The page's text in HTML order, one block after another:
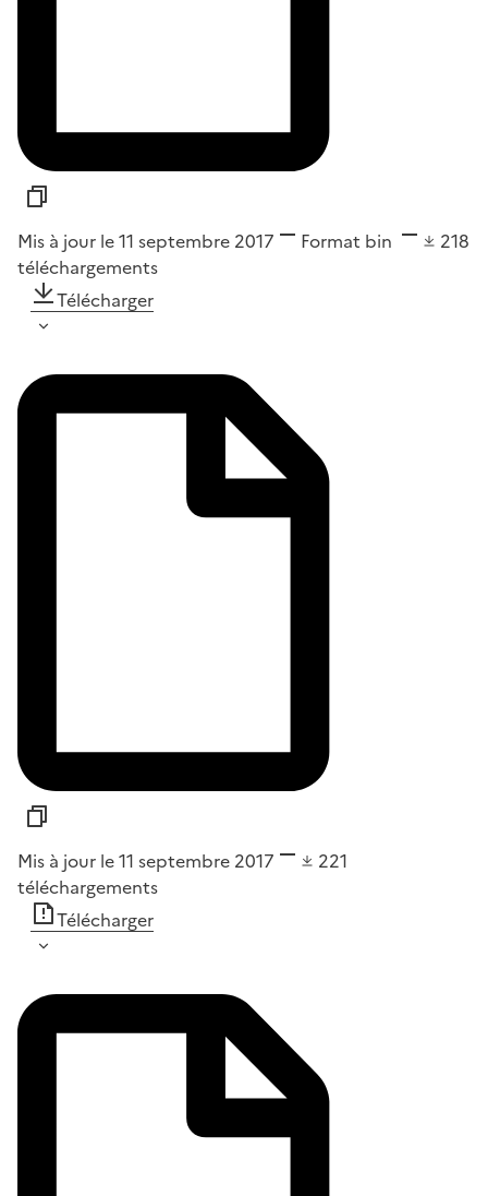
Mis à jour le 11 septembre 2017 Format bin
218
téléchargements
Télécharger
Mis à jour le 11 septembre 2017
221
téléchargements
Télécharger